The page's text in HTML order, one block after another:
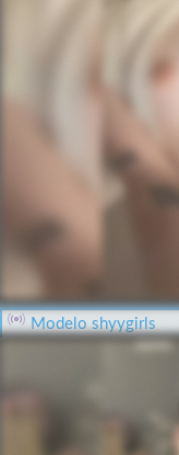
Modelo shyygirls